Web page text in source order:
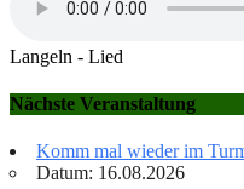
Langeln - Lied
Nächste Veranstaltung
Komm mal wieder im
Datum: 16.08.2026